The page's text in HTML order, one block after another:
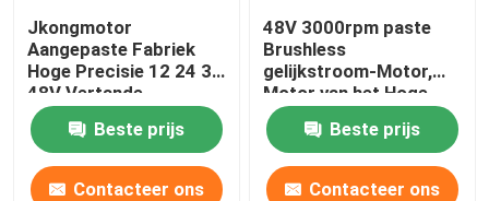
Jkongmotor
Aangepaste Fabriek
Hoge Precisie 12 24 36
48V Vertande
Borstelloze DC-Motor
met Planetaire
Tandwiel- en
Wormwielkast
Beste prijs
Contacteer ons
48V 3000rpm paste
Brushless
gelijkstroom-Motor,
Motor van het Hoge
Precisie de
Planetarische Toestel
aan
Beste prijs
Contacteer ons